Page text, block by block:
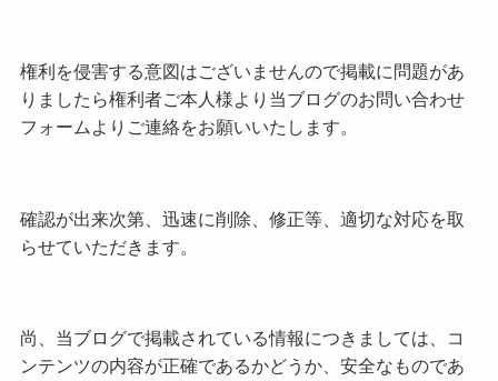
権利を侵害する意図はございませんので掲載に問題があ
りましたら権利者ご本人様より当ブログのお問い合わせ
フォームよりご連絡をお願いいたします。
確認が出来次第、迅速に削除、修正等、適切な対応を取
らせていただきます。
尚、当ブログで掲載されている情報につきましては、コ
ンテンツの内容が正確であるかどうか、安全なものであ